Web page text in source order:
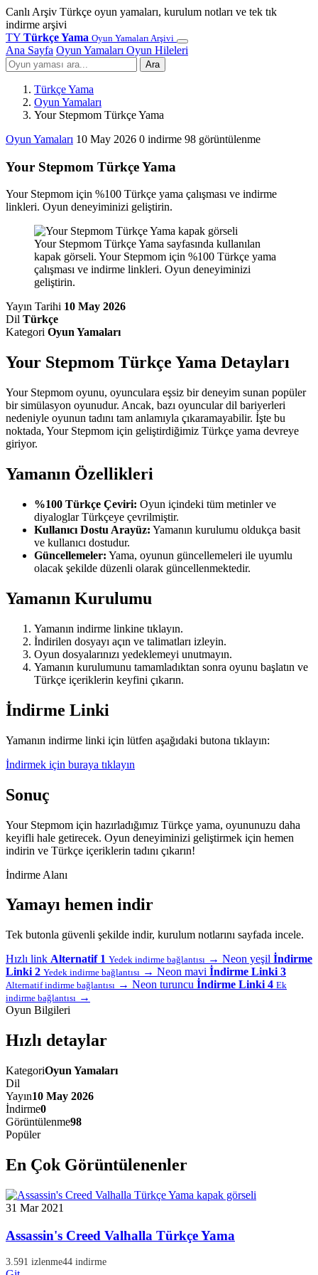
Canlı Arşiv Türkçe oyun yamaları, kurulum notları ve tek tık
indirme arşivi
TY Türkçe Yama Oyun Yamaları Arşivi
Ana Sayfa Oyun Yamaları Oyun Hileleri
Ara
Türkçe Yama
Oyun Yamaları
Your Stepmom Türkçe Yama
Oyun Yamaları 10 May 2026 0 indirme 98 görüntülenme
Your Stepmom Türkçe Yama
Your Stepmom için %100 Türkçe yama çalışması ve indirme
linkleri. Oyun deneyiminizi geliştirin.
Your Stepmom Türkçe Yama sayfasında kullanılan
kapak görseli. Your Stepmom için %100 Türkçe yama
çalışması ve indirme linkleri. Oyun deneyiminizi
geliştirin.
Yayın Tarihi 10 May 2026
Dil Türkçe
Kategori Oyun Yamaları
Your Stepmom Türkçe Yama Detayları
Your Stepmom oyunu, oyunculara eşsiz bir deneyim sunan popüler
bir simülasyon oyunudur. Ancak, bazı oyuncular dil bariyerleri
nedeniyle oyunun tadını tam anlamıyla çıkaramayabilir. İşte bu
noktada, Your Stepmom için geliştirdiğimiz Türkçe yama devreye
giriyor.
Yamanın Özellikleri
%100 Türkçe Çeviri: Oyun içindeki tüm metinler ve
diyaloglar Türkçeye çevrilmiştir.
Kullanıcı Dostu Arayüz: Yamanın kurulumu oldukça basit
ve kullanıcı dostudur.
Güncellemeler: Yama, oyunun güncellemeleri ile uyumlu
olacak şekilde düzenli olarak güncellenmektedir.
Yamanın Kurulumu
Yamanın indirme linkine tıklayın.
İndirilen dosyayı açın ve talimatları izleyin.
Oyun dosyalarınızı yedeklemeyi unutmayın.
Yamanın kurulumunu tamamladıktan sonra oyunu başlatın ve
Türkçe içeriklerin keyfini çıkarın.
İndirme Linki
Yamanın indirme linki için lütfen aşağıdaki butona tıklayın:
İndirmek için buraya tıklayın
Sonuç
Your Stepmom için hazırladığımız Türkçe yama, oyununuzu daha
keyifli hale getirecek. Oyun deneyiminizi geliştirmek için hemen
indirin ve Türkçe içeriklerin tadını çıkarın!
İndirme Alanı
Yamayı hemen indir
Tek butonla güvenli şekilde indir, kurulum notlarını sayfada incele.
Hızlı link Alternatif 1 Yedek indirme bağlantısı → Neon yeşil İndirme
Linki 2 Yedek indirme bağlantısı → Neon mavi İndirme Linki 3
Alternatif indirme bağlantısı → Neon turuncu İndirme Linki 4 Ek
indirme bağlantısı →
Oyun Bilgileri
Hızlı detaylar
KategoriOyun Yamaları
Dil
Yayın10 May 2026
İndirme0
Görüntülenme98
Popüler
En Çok Görüntülenenler
31 Mar 2021
Assassin's Creed Valhalla Türkçe Yama
3.591 izlenme44 indirme